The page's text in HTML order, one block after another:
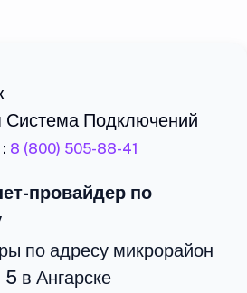
Система Подключений
8 (800) 505-88-41
провайдер по
по адресу микрорайон
в Ангарске